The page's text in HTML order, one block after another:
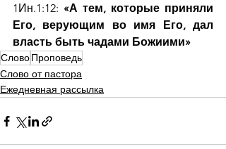
1Ин.1:12: «А тем, которые приняли
Его, верующим во имя Его, дал
власть быть чадами Божиими»
СловоПроповедь
Слово от пастора
Ежедневная рассылка